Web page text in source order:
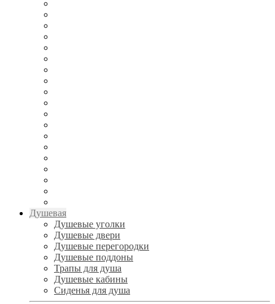
Душевая
Душевые уголки
Душевые двери
Душевые перегородки
Душевые поддоны
Трапы для душа
Душевые кабины
Сиденья для душа